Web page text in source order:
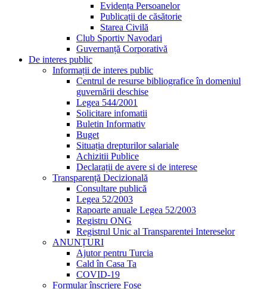
Evidența Persoanelor
Publicații de căsătorie
Starea Civilă
Club Sportiv Navodari
Guvernanță Corporativă
De interes public
Informații de interes public
Centrul de resurse bibliografice în domeniul
guvernării deschise
Legea 544/2001
Solicitare infomatii
Buletin Informativ
Buget
Situația drepturilor salariale
Achizitii Publice
Declarații de avere si de interese
Transparență Decizională
Consultare publică
Legea 52/2003
Rapoarte anuale Legea 52/2003
Registru ONG
Registrul Unic al Transparentei Intereselor
ANUNȚURI
Ajutor pentru Turcia
Cald în Casa Ta
COVID-19
Formular înscriere Fose